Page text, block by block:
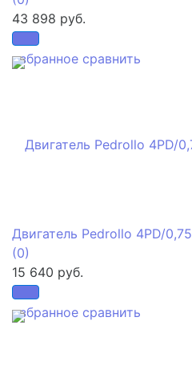
избранное сравнить
43 898 руб.
избранное сравнить
Двигатель Pedrollo 4PD/0,75
(0)
15 640 руб.